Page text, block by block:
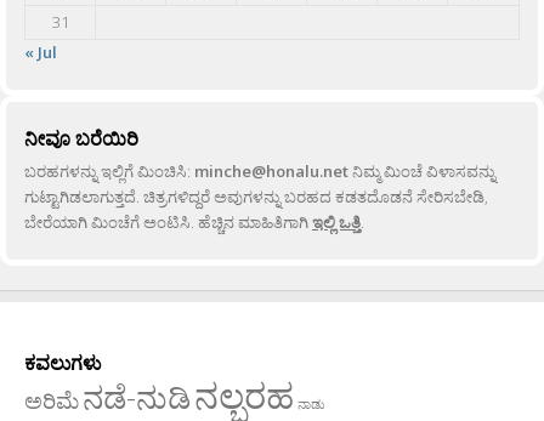
31
« Jul
ನೀವೂ ಬರೆಯಿರಿ
ಬರಹಗಳನ್ನು ಇಲ್ಲಿಗೆ ಮಿಂಚಿಸಿ: minche@honalu.netನಿಮ್ಮ ಮಿಂಚೆ ವಿಳಾಸವನ್ನು
ಗುಟ್ಟಾಗಿಡಲಾಗುತ್ತದೆ. ಚಿತ್ರಗಳಿದ್ದರೆ ಅವುಗಳನ್ನು ಬರಹದ ಕಡತದೊಡನೆ ಸೇರಿಸಬೇಡಿ,
ಬೇರೆಯಾಗಿ ಮಿಂಚೆಗೆ ಅಂಟಿಸಿ. ಹೆಚ್ಚಿನ ಮಾಹಿತಿಗಾಗಿಇಲ್ಲಿ ಒತ್ತಿ.
ಕವಲುಗಳು
ಅರಿಮೆನಡೆ-ನುಡಿನಲ್ಬರಹ ನಾಡು